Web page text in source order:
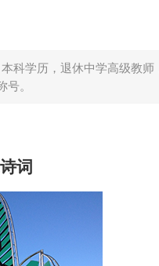
科学历，退休中学高级教师
。
词